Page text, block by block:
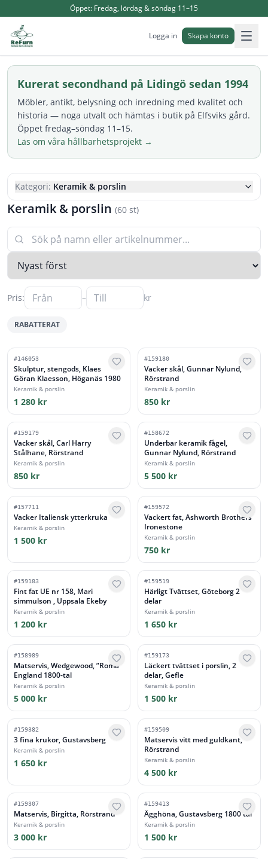
Öppet: Fredag, lördag & söndag 11–15
Logga in Skapa konto
Kurerat secondhand på Lidingö sedan 1994
Möbler, antikt, belysning och inredning med kvalitet och
historia — noga utvalt och hämtas i butik på Elfsviks gård.
Öppet fredag–söndag 11–15.
Läs om våra hållbarhetsprojekt →
Kategori: Keramik & porslin
Keramik & porslin (60 st)
Pris: – kr
RABATTERAT
#146053
Skulptur, stengods, Klaes
Göran Klaesson, Höganäs 1980
Keramik & porslin
1 280 kr
#159180
Vacker skål, Gunnar Nylund,
Rörstrand
Keramik & porslin
850 kr
#159179
Vacker skål, Carl Harry
Stålhane, Rörstrand
Keramik & porslin
850 kr
#158672
Underbar keramik fågel,
Gunnar Nylund, Rörstrand
Keramik & porslin
5 500 kr
#157711
Vacker Italiensk ytterkruka
Keramik & porslin
1 500 kr
#159572
Vackert fat, Ashworth Brothers
Ironestone
Keramik & porslin
750 kr
#159183
Fint fat UE nr 158, Mari
simmulson , Uppsala Ekeby
Keramik & porslin
1 200 kr
#159519
Härligt Tvättset, Göteborg 2
delar
Keramik & porslin
1 650 kr
#158989
Matservis, Wedgewood, ”Roma”
England 1800-tal
Keramik & porslin
5 000 kr
#159173
Läckert tvättset i porslin, 2
delar, Gefle
Keramik & porslin
1 500 kr
#159382
3 fina krukor, Gustavsberg
Keramik & porslin
1 650 kr
#159509
Matservis vitt med guldkant,
Rörstrand
Keramik & porslin
4 500 kr
#159307
Matservis, Birgitta, Rörstrand
Keramik & porslin
3 000 kr
#159413
Ägghöna, Gustavsberg 1800 tal
Keramik & porslin
1 500 kr